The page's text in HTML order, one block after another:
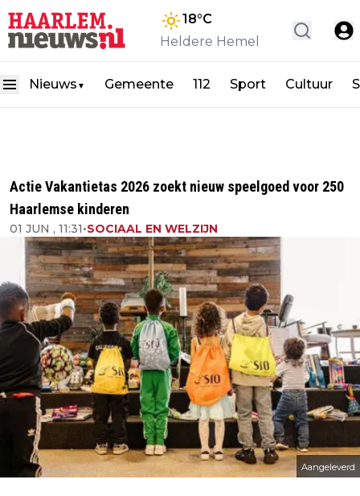
18°C
Heldere Hemel
Nieuws ▼ Gemeente 112 Sport Cultuur
Actie Vakantietas 2026 zoekt nieuw speelgoed voor 250
Haarlemse kinderen
01 JUN , 11:31•SOCIAAL EN WELZIJN
Aangeleverd